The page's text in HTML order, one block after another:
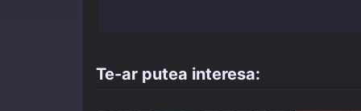
Te-ar putea interesa: